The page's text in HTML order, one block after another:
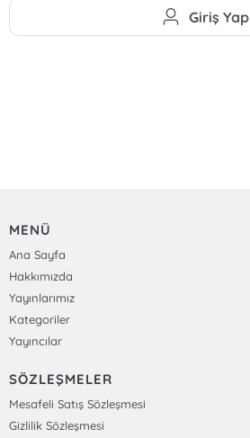
Giriş Yap
MENÜ
Ana Sayfa
Hakkımızda
Yayınlarımız
Kategoriler
Yayıncılar
SÖZLEŞMELER
Mesafeli Satış Sözleşmesi
Gizlilik Sözleşmesi